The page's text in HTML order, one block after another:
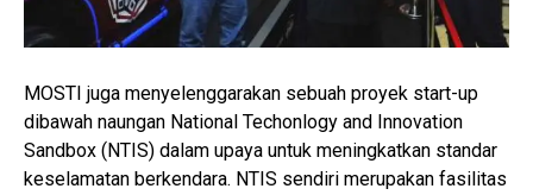
MOSTI juga menyelenggarakan sebuah proyek start-up
dibawah naungan National Techonlogy and Innovation
Sandbox (NTIS) dalam upaya untuk meningkatkan standar
keselamatan berkendara. NTIS sendiri merupakan fasilitas